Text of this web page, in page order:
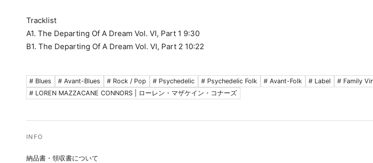
Tracklist
A1. The Departing Of A Dream Vol. VI, Part 1 9:30
B1. The Departing Of A Dream Vol. VI, Part 2 10:22
# Blues # Avant-Blues # Rock / Pop # Psychedelic # Psychedelic Folk # Avant-Folk # Label
# Family
# LOREN MAZZACANE CONNORS | ローレン・マザケイン・コナーズ
納品書・領収書について